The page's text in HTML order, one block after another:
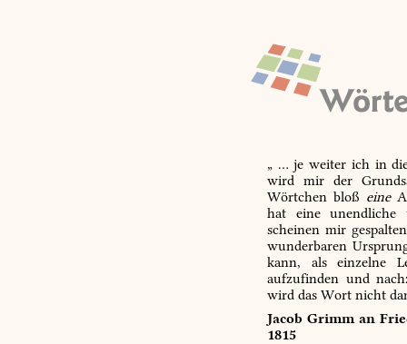
„ … je weiter ich in
wird mir der
Wörtchen bloß eine
hat eine unendliche
scheinen mir
wunderbaren
kann, als einzelne
aufzufinden und
wird das Wort nicht
Jacob Grimm an
1815